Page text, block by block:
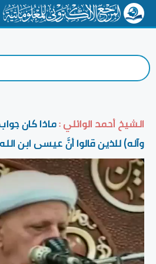
الشيخ أحمد الوائلي :ماذا كان
وآله) للذين قالوا أنَّ عيسى ابن